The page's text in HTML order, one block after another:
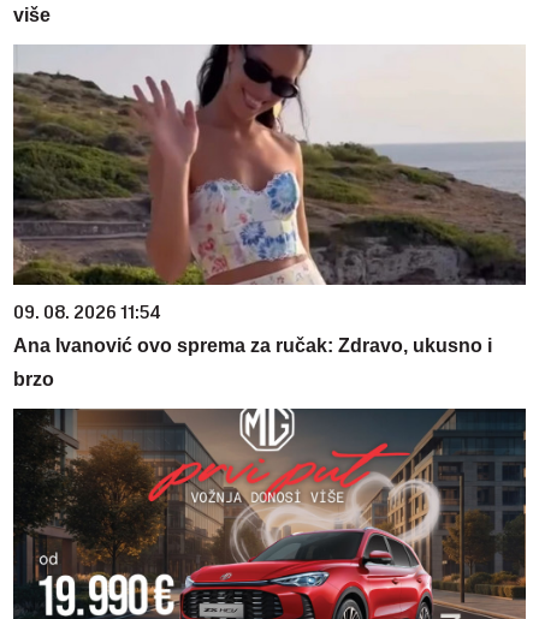
više
09. 08. 2026 11:54
Ana Ivanović ovo sprema za ručak: Zdravo, ukusno i
brzo